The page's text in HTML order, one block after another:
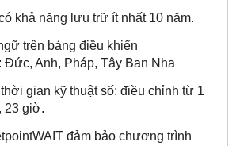
khả năng lưu trữ ít nhất 10 năm.
trên bảng điều khiển
Đức, Anh, Pháp, Tây Ban Nha
gian kỹ thuật số: điều chỉnh từ 1
23 giờ.
đảm bảo chương trình